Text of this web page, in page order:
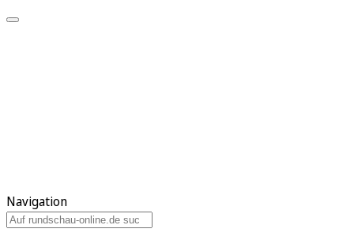
Navigation